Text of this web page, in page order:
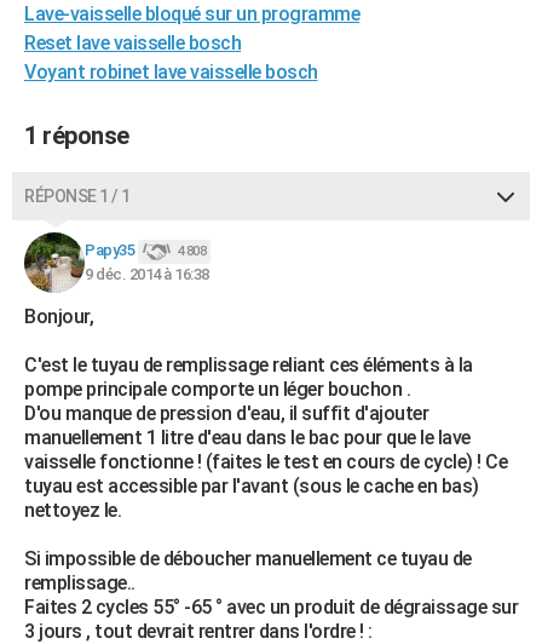
BONS PLANS
CARTE DE VOEUX
Carte de Noël
Carte Bonne année
Carte Saint-Valentin
Carte Pâques
Carte d'anniversaire
DICTIONNAIRE
S'inscrire
Se connecter
Lycées
Collèges
Primaires
Universités
Entreprises
Service militaire
Avis de recherche
AVIS DE DÉCÈS
FORUM
Bricolage
Lifestyle
Culture
Sport
Auto
Television
Voyage
Cinema
Lave-vaisselle bloqué sur un programme
Reset lave vaisselle bosch
Voyant robinet lave vaisselle bosch
1 réponse
RÉPONSE 1 / 1
Papy35 4 808
9 déc. 2014 à 16:38
Bonjour,
C'est le tuyau de remplissage reliant ces éléments à la
pompe principale comporte un léger bouchon .
D'ou manque de pression d'eau, il suffit d'ajouter
manuellement 1 litre d'eau dans le bac pour que le lave
vaisselle fonctionne ! (faites le test en cours de cycle) ! Ce
tuyau est accessible par l'avant (sous le cache en bas)
nettoyez le.
Si impossible de déboucher manuellement ce tuyau de
remplissage..
Faites 2 cycles 55° -65 ° avec un produit de dégraissage sur
3 jours , tout devrait rentrer dans l'ordre ! :